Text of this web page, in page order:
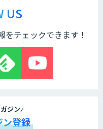
US
をチェックできます！
ジン
ン登録